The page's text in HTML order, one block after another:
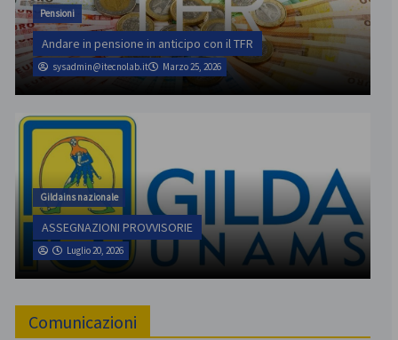
Pensioni
Andare in pensione in anticipo con il TFR
sysadmin@itecnolab.it Marzo 25, 2026
Gildains nazionale
ASSEGNAZIONI PROVVISORIE
Luglio 20, 2026
Comunicazioni